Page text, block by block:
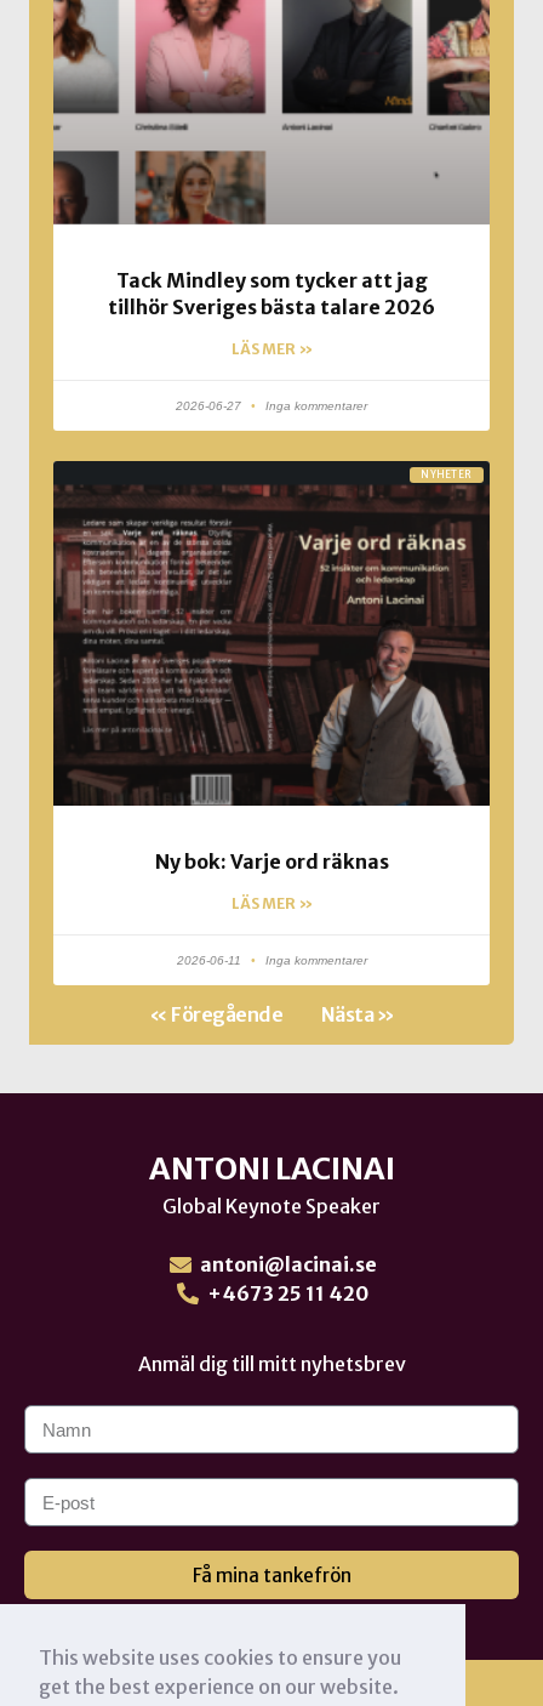
This website uses cookies to ensure you
get the best experience on our website.
Tack Mindley som tycker att jag
tillhör Sveriges bästa talare 2026
LÄS MER »
2026-06-27 Inga kommentarer
NYHETER
Ny bok: Varje ord räknas
LÄS MER »
2026-06-11 Inga kommentarer
« Föregående Nästa »
ANTONI LACINAI
Global Keynote Speaker
antoni@lacinai.se
+4673 25 11 420
Anmäl dig till mitt nyhetsbrev
Få mina tankefrön